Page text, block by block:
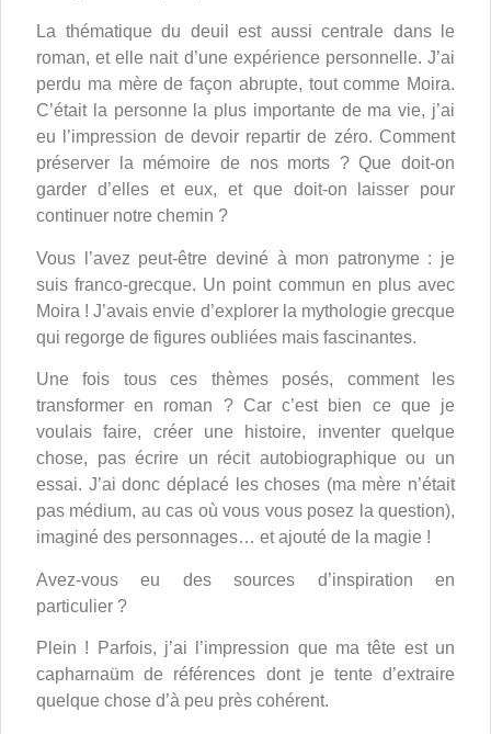
La thématique du deuil est aussi centrale dans le
roman, et elle nait d’une expérience personnelle. J’ai
perdu ma mère de façon abrupte, tout comme Moira.
C’était la personne la plus importante de ma vie, j’ai
eu l’impression de devoir repartir de zéro. Comment
préserver la mémoire de nos morts ? Que doit-on
garder d’elles et eux, et que doit-on laisser pour
continuer notre chemin ?
Vous l’avez peut-être deviné à mon patronyme : je
suis franco-grecque. Un point commun en plus avec
Moira ! J’avais envie d’explorer la mythologie grecque
qui regorge de figures oubliées mais fascinantes.
Une fois tous ces thèmes posés, comment les
transformer en roman ? Car c’est bien ce que je
voulais faire, créer une histoire, inventer quelque
chose, pas écrire un récit autobiographique ou un
essai. J’ai donc déplacé les choses (ma mère n’était
pas médium, au cas où vous vous posez la question),
imaginé des personnages… et ajouté de la magie !
Avez-vous eu des sources d’inspiration en
particulier ?
Plein ! Parfois, j’ai l’impression que ma tête est un
capharnaüm de références dont je tente d’extraire
quelque chose d’à peu près cohérent.